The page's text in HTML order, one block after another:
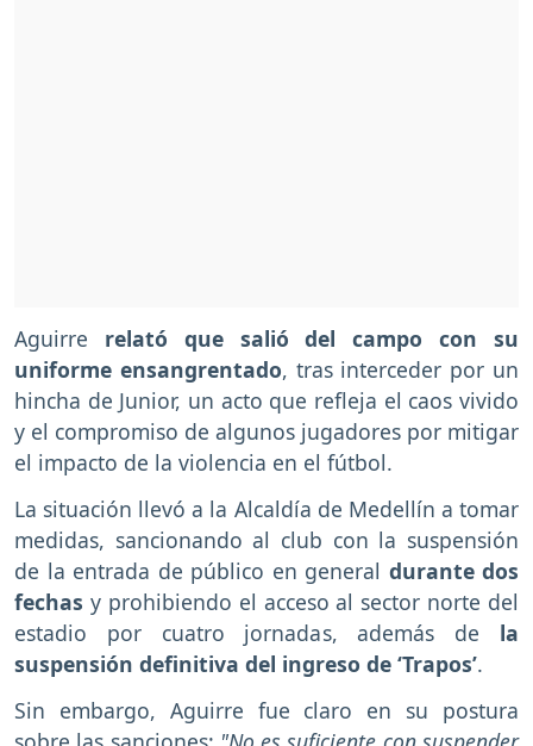
Aguirre relató que salió del campo con su
uniforme ensangrentado, tras interceder por un
hincha de Junior, un acto que refleja el caos vivido
y el compromiso de algunos jugadores por mitigar
el impacto de la violencia en el fútbol.
La situación llevó a la Alcaldía de Medellín a tomar
medidas, sancionando al club con la suspensión
de la entrada de público en general durante dos
fechas y prohibiendo el acceso al sector norte del
estadio por cuatro jornadas, además de la
suspensión definitiva del ingreso de ‘Trapos’.
Sin embargo, Aguirre fue claro en su postura